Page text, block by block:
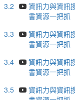
3.2
資訊力與資
書資源一把
3.3
資訊力與資
書資源一把抓
3.4
資訊力與資
書資源一把
3.5
資訊力與資